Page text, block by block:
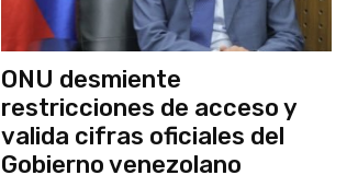
ONU desmiente
restricciones de acceso y
valida cifras oficiales del
Gobierno venezolano